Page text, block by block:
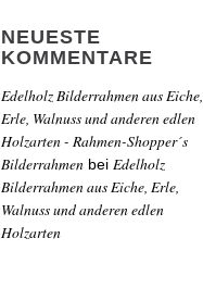
NEUESTE
KOMMENTARE
Edelholz Bilderrahmen aus Eiche,
Erle, Walnuss und anderen edlen
Holzarten - Rahmen-Shopper´s
Bilderrahmen beiEdelholz
Bilderrahmen aus Eiche, Erle,
Walnuss und anderen edlen
Holzarten